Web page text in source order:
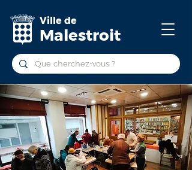
Ville de
Malestroit